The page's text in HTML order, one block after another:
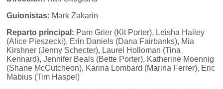
Guionistas: Mark Zakarin
Reparto principal: Pam Grier (Kit Porter), Leisha Hailey
(Alice Pieszecki), Erin Daniels (Dana Fairbanks), Mia
Kirshner (Jenny Schecter), Laurel Holloman (Tina
Kennard), Jennifer Beals (Bette Porter), Katherine Moennig
(Shane McCutcheon), Karina Lombard (Marina Ferrer), Eric
Mabius (Tim Haspel)